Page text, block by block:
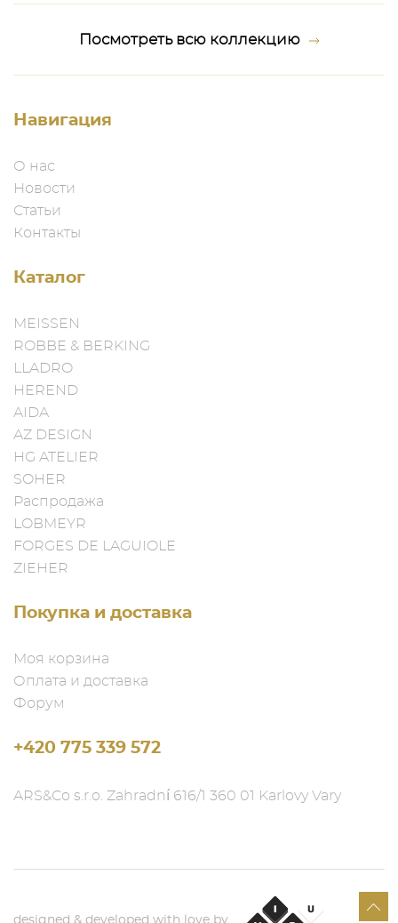
Посмотреть всю коллекцию
Навигация
О нас
Новости
Статьи
Контакты
Каталог
MEISSEN
ROBBE & BERKING
LLADRO
HEREND
AIDA
AZ DESIGN
HG ATELIER
SOHER
Распродажа
LOBMEYR
FORGES DE LAGUIOLE
ZIEHER
Покупка и доставка
Моя корзина
Оплата и доставка
Форум
+420 775 339 572
ARS&Co s.r.o. Zahradní 616/1 360 01 Karlovy Vary
designed & developed with love by